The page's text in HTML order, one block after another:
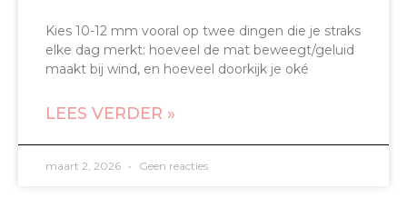
Kies 10-12 mm vooral op twee dingen die je straks
elke dag merkt: hoeveel de mat beweegt/geluid
maakt bij wind, en hoeveel doorkijk je oké
LEES VERDER »
maart 2, 2026 Geen reacties